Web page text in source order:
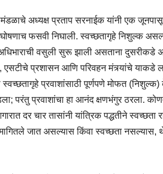
अध्यक्ष प्रताप सरनाईक यांनी एक
फसवी निघाली. स्वच्छतागृहे निशुल्क
वसुली सुरू झाली असताना दुसरीकडे
प्रशासन आणि परिवहन मंत्र्यांचे याकडे
प्रवाशांसाठी पूर्णपणे मोफत
परंतु प्रवाशांचा हा आनंद क्षणभंगुर ठरला.
दर चार तासांनी यांत्रिक पद्धतीने
जात असल्यास किंवा स्वच्छता